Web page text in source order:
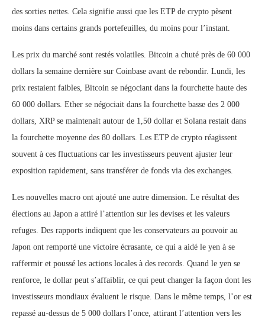
des sorties nettes. Cela signifie aussi que les ETP de crypto pèsent
moins dans certains grands portefeuilles, du moins pour l’instant.
Les prix du marché sont restés volatiles. Bitcoin a chuté près de 60 000
dollars la semaine dernière sur Coinbase avant de rebondir. Lundi, les
prix restaient faibles, Bitcoin se négociant dans la fourchette haute des
60 000 dollars. Ether se négociait dans la fourchette basse des 2 000
dollars, XRP se maintenait autour de 1,50 dollar et Solana restait dans
la fourchette moyenne des 80 dollars. Les ETP de crypto réagissent
souvent à ces fluctuations car les investisseurs peuvent ajuster leur
exposition rapidement, sans transférer de fonds via des exchanges.
Les nouvelles macro ont ajouté une autre dimension. Le résultat des
élections au Japon a attiré l’attention sur les devises et les valeurs
refuges. Des rapports indiquent que les conservateurs au pouvoir au
Japon ont remporté une victoire écrasante, ce qui a aidé le yen à se
raffermir et poussé les actions locales à des records. Quand le yen se
renforce, le dollar peut s’affaiblir, ce qui peut changer la façon dont les
investisseurs mondiaux évaluent le risque. Dans le même temps, l’or est
repassé au-dessus de 5 000 dollars l’once, attirant l’attention vers les